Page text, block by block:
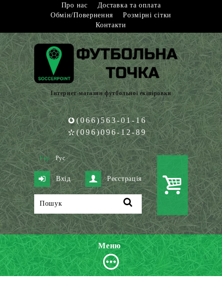
Про нас
Доставка та оплата
Обмін/Повернення
Розмірні сітки
Контакти
Інтернет-магазин футбольної екіпіровки
(066)563-01-16
(096)096-12-89
Укр Рус
Вхід Реєстрація
Меню